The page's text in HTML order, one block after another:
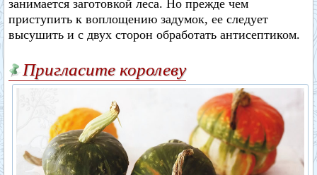
занимается заготовкой леса. Но прежде чем
приступить к воплощению задумок, ее следует
высушить и с двух сторон обработать антисептиком.
Пригласите королеву